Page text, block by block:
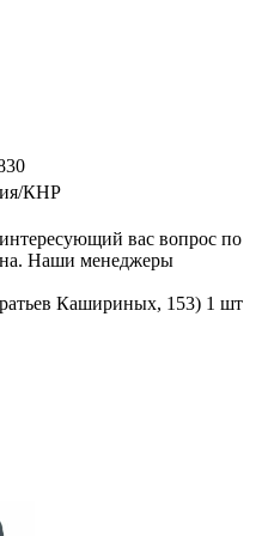
КНР
вас вопрос по
Наши менеджеры
Кашириных, 153) 1 шт